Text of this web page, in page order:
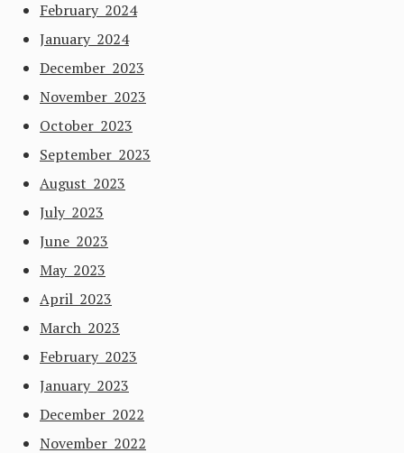
February 2024
January 2024
December 2023
November 2023
October 2023
September 2023
August 2023
July 2023
June 2023
May 2023
April 2023
March 2023
February 2023
January 2023
December 2022
November 2022